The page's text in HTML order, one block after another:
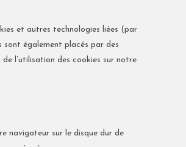
et autres technologies liées (par
également placés par des
l’utilisation des cookies sur notre
navigateur sur le disque dur de